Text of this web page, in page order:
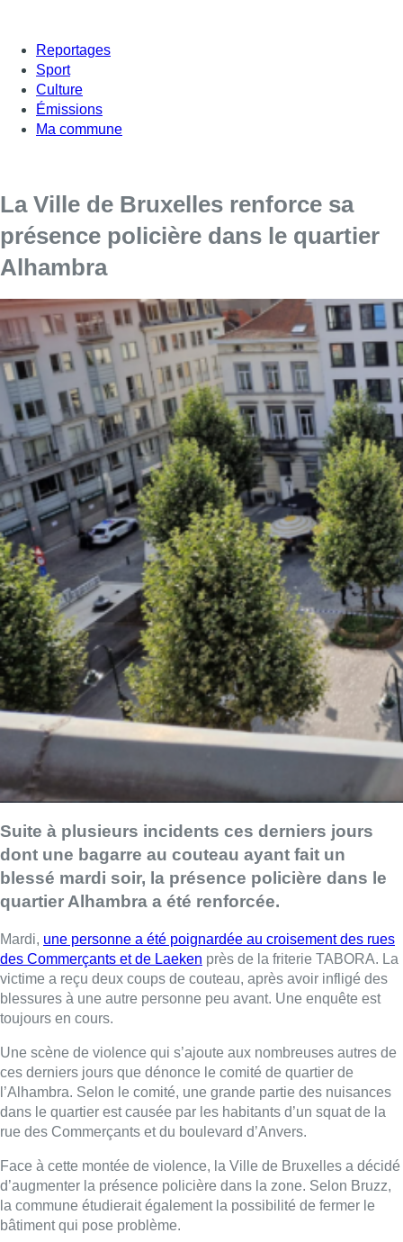
Reportages
Sport
Culture
Émissions
Ma commune
La Ville de Bruxelles renforce sa
présence policière dans le quartier
Alhambra
Suite à plusieurs incidents ces derniers jours
dont une bagarre au couteau ayant fait un
blessé mardi soir, la présence policière dans le
quartier Alhambra a été renforcée.
Mardi, une personne a été poignardée au croisement des rues
des Commerçants et de Laeken près de la friterie TABORA. La
victime a reçu deux coups de couteau, après avoir infligé des
blessures à une autre personne peu avant. Une enquête est
toujours en cours.
Une scène de violence qui s’ajoute aux nombreuses autres de
ces derniers jours que dénonce le comité de quartier de
l’Alhambra. Selon le comité, une grande partie des nuisances
dans le quartier est causée par les habitants d’un squat de la
rue des Commerçants et du boulevard d’Anvers.
Face à cette montée de violence, la Ville de Bruxelles a décidé
d’augmenter la présence policière dans la zone. Selon Bruzz,
la commune étudierait également la possibilité de fermer le
bâtiment qui pose problème.